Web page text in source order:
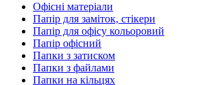
Офісні матеріали
Папір для заміток, стікери
Папір для офісу кольоровий
Папір офісний
Папки з затиском
Папки з файлами
Папки на кільцях